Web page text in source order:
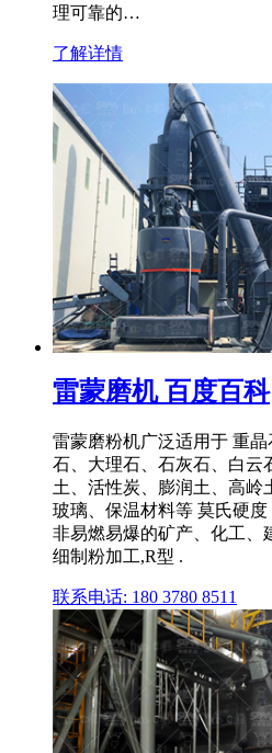
理可靠的…
了解详情
雷蒙磨机 百度百科
雷蒙磨粉机广泛适用于 重
石、大理石、石灰石、白云
土、活性炭、膨润土、高岭
玻璃、保温材料等 莫氏硬
非易燃易爆的矿产、化工、
细制粉加工,R型 .
联系电话: 180 3780 8511